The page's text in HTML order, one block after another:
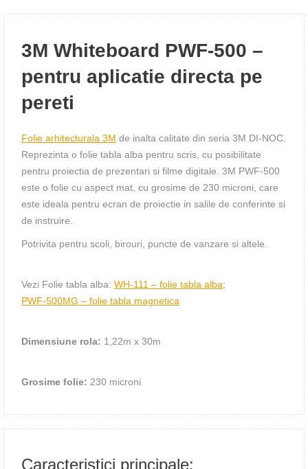
3M Whiteboard PWF-500 –
pentru aplicatie directa pe
pereti
Folie arhitecturala 3M de inalta calitate din seria 3M DI-NOC.
Reprezinta o folie tabla alba pentru scris, cu posibilitate
pentru proiectia de prezentari si filme digitale. 3M PWF-500
este o folie cu aspect mat, cu grosime de 230 microni, care
este ideala pentru ecran de proiectie in salile de conferinte si
de instruire.
Potrivita pentru scoli, birouri, puncte de vanzare si altele.
Vezi Folie tabla alba: WH-111 – folie tabla alba;
PWF-500MG – folie tabla magnetica
Dimensiune rola: 1,22m х 30m
Grosime folie: 230 microni
Caracteristici principale: